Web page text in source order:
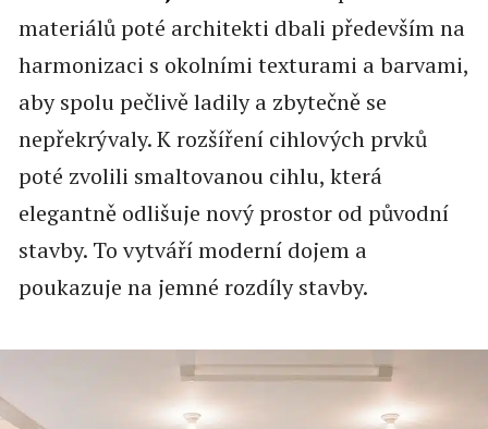
materiálů poté architekti dbali především na
harmonizaci s okolními texturami a barvami,
aby spolu pečlivě ladily a zbytečně se
nepřekrývaly. K rozšíření cihlových prvků
poté zvolili smaltovanou cihlu, která
elegantně odlišuje nový prostor od původní
stavby. To vytváří moderní dojem a
poukazuje na jemné rozdíly stavby.